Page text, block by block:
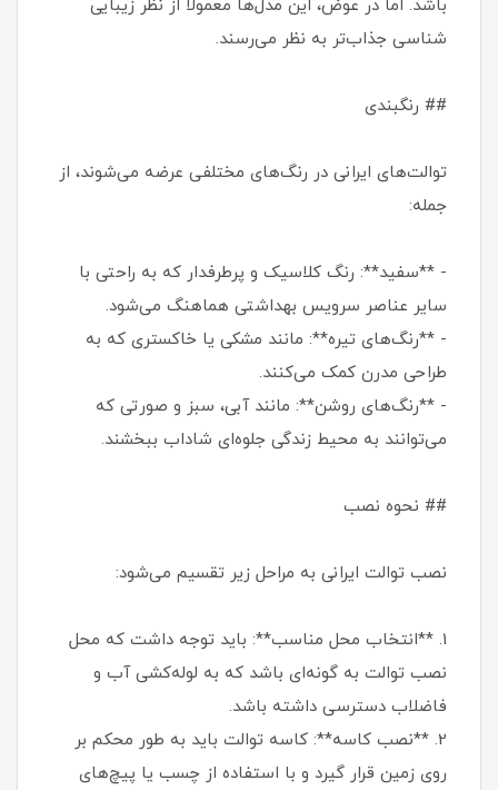
باشد. اما در عوض، این مدل‌ها معمولاً از نظر زیبایی
شناسی جذاب‌تر به نظر می‌رسند.
## رنگبندی
توالت‌های ایرانی در رنگ‌های مختلفی عرضه می‌شوند، از
جمله:
- **سفید**: رنگ کلاسیک و پرطرفدار که به راحتی با
سایر عناصر سرویس بهداشتی هماهنگ می‌شود.
- **رنگ‌های تیره**: مانند مشکی یا خاکستری که به
طراحی مدرن کمک می‌کنند.
- **رنگ‌های روشن**: مانند آبی، سبز و صورتی که
می‌توانند به محیط زندگی جلوه‌ای شاداب ببخشند.
## نحوه نصب
نصب توالت ایرانی به مراحل زیر تقسیم می‌شود:
1. **انتخاب محل مناسب**: باید توجه داشت که محل
نصب توالت به گونه‌ای باشد که به لوله‌کشی آب و
فاضلاب دسترسی داشته باشد.
2. **نصب کاسه**: کاسه توالت باید به طور محکم بر
روی زمین قرار گیرد و با استفاده از چسب یا پیچ‌های